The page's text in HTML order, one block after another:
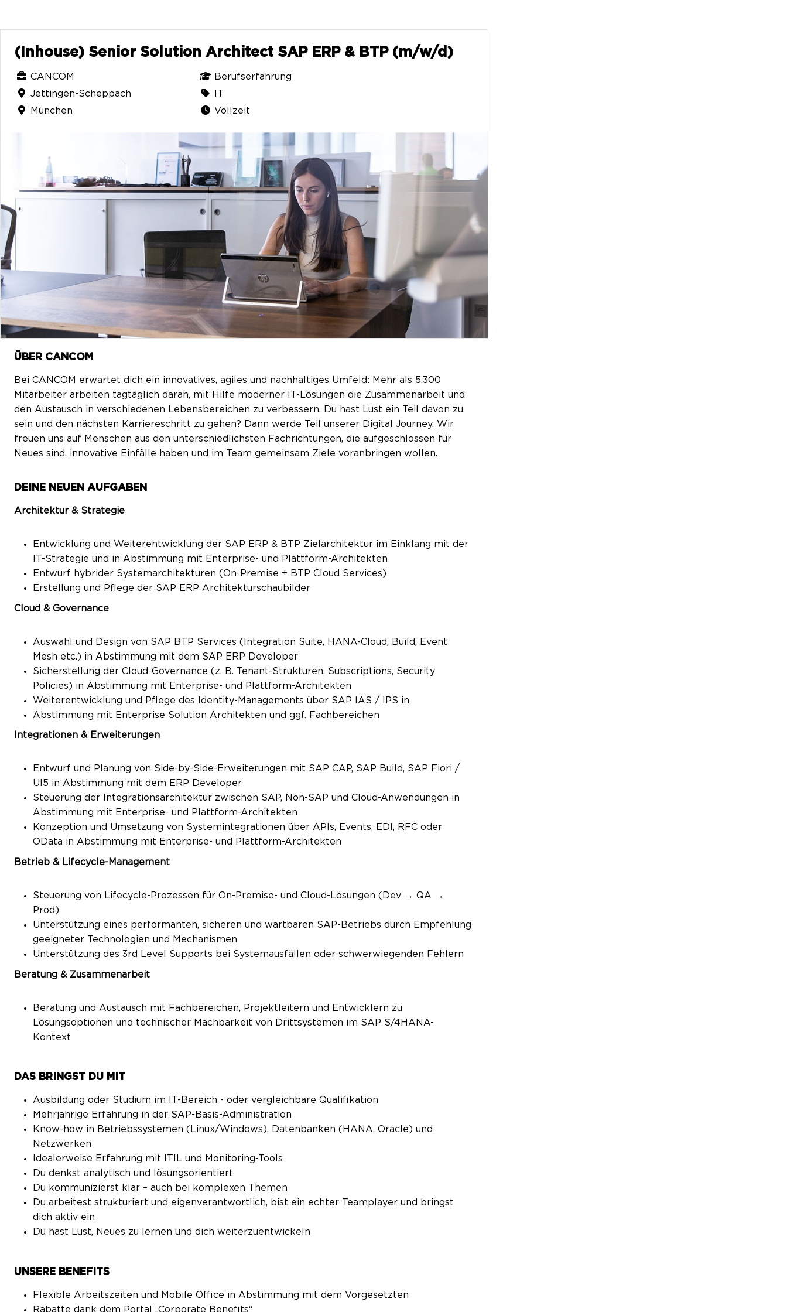
(Inhouse) Senior Solution Architect SAP ERP & BTP (m/w/d)
CANCOM
Jettingen-Scheppach
München
Berufserfahrung
IT
Vollzeit
ÜBER CANCOM
Bei CANCOM erwartet dich ein innovatives, agiles und nachhaltiges Umfeld: Mehr als 5.300
Mitarbeiter arbeiten tagtäglich daran, mit Hilfe moderner IT-Lösungen die Zusammenarbeit und
den Austausch in verschiedenen Lebensbereichen zu verbessern. Du hast Lust ein Teil davon zu
sein und den nächsten Karriereschritt zu gehen? Dann werde Teil unserer Digital Journey. Wir
freuen uns auf Menschen aus den unterschiedlichsten Fachrichtungen, die aufgeschlossen für
Neues sind, innovative Einfälle haben und im Team gemeinsam Ziele voranbringen wollen.
DEINE NEUEN AUFGABEN
Architektur & Strategie
Entwicklung und Weiterentwicklung der SAP ERP & BTP Zielarchitektur im Einklang mit der
IT-Strategie und in Abstimmung mit Enterprise- und Plattform-Architekten
Entwurf hybrider Systemarchitekturen (On-Premise + BTP Cloud Services)
Erstellung und Pflege der SAP ERP Architekturschaubilder
Cloud & Governance
Auswahl und Design von SAP BTP Services (Integration Suite, HANA-Cloud, Build, Event
Mesh etc.) in Abstimmung mit dem SAP ERP Developer
Sicherstellung der Cloud-Governance (z. B. Tenant-Strukturen, Subscriptions, Security
Policies) in Abstimmung mit Enterprise- und Plattform-Architekten
Weiterentwicklung und Pflege des Identity-Managements über SAP IAS / IPS in
Abstimmung mit Enterprise Solution Architekten und ggf. Fachbereichen
Integrationen & Erweiterungen
Entwurf und Planung von Side-by-Side-Erweiterungen mit SAP CAP, SAP Build, SAP Fiori /
UI5 in Abstimmung mit dem ERP Developer
Steuerung der Integrationsarchitektur zwischen SAP, Non-SAP und Cloud-Anwendungen in
Abstimmung mit Enterprise- und Plattform-Architekten
Konzeption und Umsetzung von Systemintegrationen über APIs, Events, EDI, RFC oder
OData in Abstimmung mit Enterprise- und Plattform-Architekten
Betrieb & Lifecycle-Management
Steuerung von Lifecycle-Prozessen für On-Premise- und Cloud-Lösungen (Dev → QA →
Prod)
Unterstützung eines performanten, sicheren und wartbaren SAP-Betriebs durch Empfehlung
geeigneter Technologien und Mechanismen
Unterstützung des 3rd Level Supports bei Systemausfällen oder schwerwiegenden Fehlern
Beratung & Zusammenarbeit
Beratung und Austausch mit Fachbereichen, Projektleitern und Entwicklern zu
Lösungsoptionen und technischer Machbarkeit von Drittsystemen im SAP S/4HANA-
Kontext
DAS BRINGST DU MIT
Ausbildung oder Studium im IT-Bereich - oder vergleichbare Qualifikation
Mehrjährige Erfahrung in der SAP-Basis-Administration
Know-how in Betriebssystemen (Linux/Windows), Datenbanken (HANA, Oracle) und
Netzwerken
Idealerweise Erfahrung mit ITIL und Monitoring-Tools
Du denkst analytisch und lösungsorientiert
Du kommunizierst klar – auch bei komplexen Themen
Du arbeitest strukturiert und eigenverantwortlich, bist ein echter Teamplayer und bringst
dich aktiv ein
Du hast Lust, Neues zu lernen und dich weiterzuentwickeln
UNSERE BENEFITS
Flexible Arbeitszeiten und Mobile Office in Abstimmung mit dem Vorgesetzten
Rabatte dank dem Portal „Corporate Benefits“